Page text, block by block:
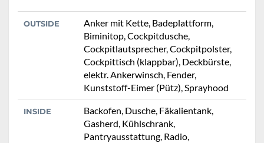
OUTSIDE
Anker mit Kette, Badeplattform,
Biminitop, Cockpitdusche,
Cockpitlautsprecher, Cockpitpolster,
Cockpittisch (klappbar), Deckbürste,
elektr. Ankerwinsch, Fender,
Kunststoff-Eimer (Pütz), Sprayhood
INSIDE
Backofen, Dusche, Fäkalientank,
Gasherd, Kühlschrank,
Pantryausstattung, Radio,